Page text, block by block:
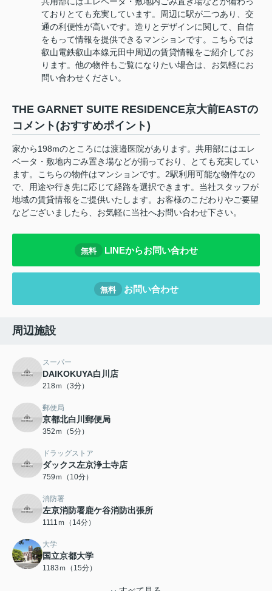
ておりとても充実しています。周辺に駅が二つあり、交
通の利便性が高いです。造りとデザインに関して、自信
をもって情報を提供できるマンションです。こちらでは
叡山電鉄叡山本線元田中周辺の賃貸情報をご紹介してお
ります。他の物件もご覧になりたい場合は、お気軽にお
問い合わせください。
THE GARNET SUITE RESIDENCE京大前EASTの
コメント(おすすめポイント)
家から198mのところには渡邉医院があります。共用部にはエレ
ベータ・敷地内ごみ置き場などが揃っており、とても充実してい
ます。こちらの物件はマンションです。2駅利用可能な物件なの
で、用途や行き先に応じて経路を選択できます。当社スタッフが
地域の賃貸情報をご提供いたします。お客様のこだわりやご要望
などございましたら、お気軽に当社へお問い合わせ下さい。
無料 LINEからお問い合わせ
無料 お問い合わせ
周辺施設
スーパー
DAIKOKUYA白川店
218ｍ（3分）
郵便局
京都北白川郵便局
352ｍ（5分）
ドラッグストア
ダックス左京浄土寺店
759ｍ（10分）
消防署
左京消防署鹿ケ谷消防出張所
1111ｍ（14分）
大学
国立京都大学
1183ｍ（15分）